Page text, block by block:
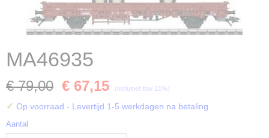
MA46935
€ 79,00 € 67,15 (inclusief btw 21%)
✓ Op voorraad - Levertijd 1-5 werkdagen na betaling
Aantal